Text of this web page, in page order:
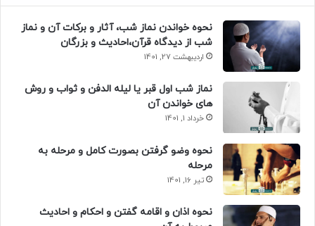
نحوه خواندن نماز شب، آثار و برکات آن و نماز
شب از دیدگاه قرآن،احادیث و بزرگان
اردیبهشت 27, 1401
نماز شب اول قبر یا لیله الدفن و ثواب و روش
های خواندن آن
خرداد 1, 1401
نحوه وضو گرفتن بصورت کامل و مرحله به
مرحله
تیر 16, 1401
نحوه اذان و اقامه گفتن و احکام و احادیث